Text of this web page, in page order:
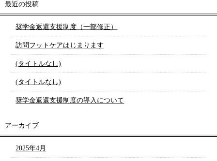
最近の投稿
奨学金返還支援制度（一部修正）
訪問フットケアはじまります
(タイトルなし)
(タイトルなし)
奨学金返還支援制度の導入について
アーカイブ
2025年4月